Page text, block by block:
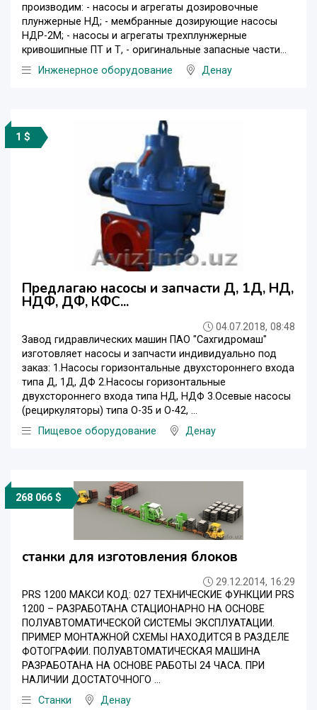
производим: - насосы и агрегаты дозировочные
плунжерные НД; - мембранные дозирующие насосы
НДР-2М; - насосы и агрегаты трехплунжерные
кривошипные ПТ и Т, - оригинальные запасные части...
Инженерное оборудование
Денау
1 $
Предлагаю насосы и запчасти Д, 1Д, НД,
НДФ, ДФ, КФС...
04.07.2018, 08:48
Завод гидравлических машин ПАО "Сахгидромаш"
изготовляет насосы и запчасти индивидуально под
заказ: 1.Насосы горизонтальные двухстороннего входа
типа Д, 1Д, ДФ 2.Насосы горизонтальные
двухстороннего входа типа НД, НДФ 3.Осевые насосы
(рециркуляторы) типа О-35 и О-42, ...
Пищевое оборудование
Денау
268 066 $
станки для изготовления блоков
29.12.2014, 16:29
PRS 1200 МАКСИ КОД: 027 ТЕХНИЧЕСКИЕ ФУНКЦИИ PRS
1200 – РАЗРАБОТАНА СТАЦИОНАРНО НА ОСНОВЕ
ПОЛУАВТОМАТИЧЕСКОЙ СИСТЕМЫ ЭКСПЛУАТАЦИИ.
ПРИМЕР МОНТАЖНОЙ СХЕМЫ НАХОДИТСЯ В РАЗДЕЛЕ
ФОТОГРАФИИ. ПОЛУАВТОМАТИЧЕСКАЯ МАШИНА
РАЗРАБОТАНА НА ОСНОВЕ РАБОТЫ 24 ЧАСА. ПРИ
НАЛИЧИИ ДОСТАТОЧНОГО ...
Станки
Денау